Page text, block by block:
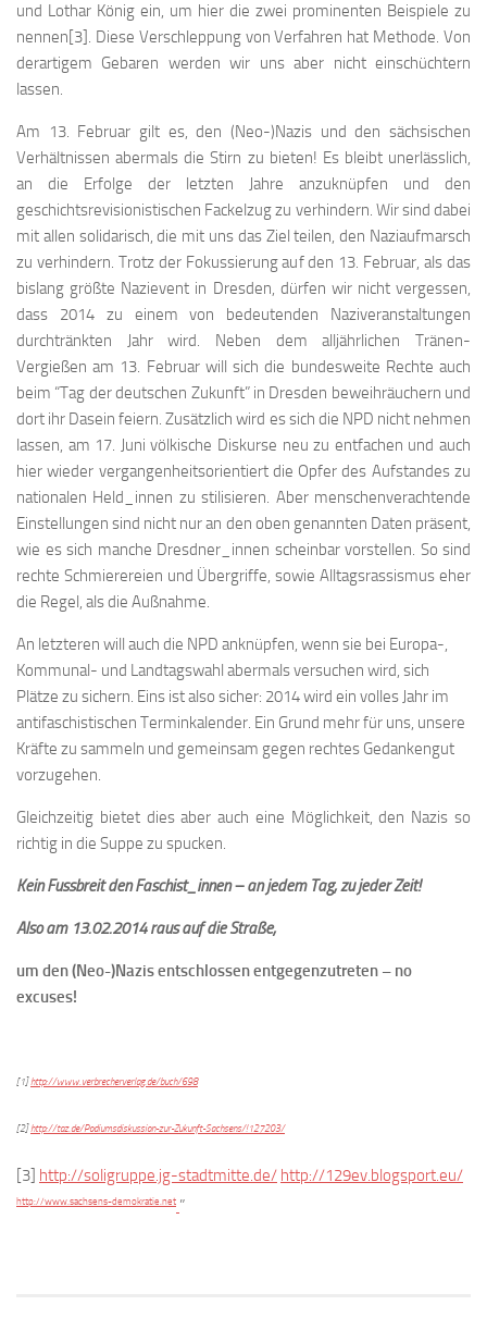
und Lothar König ein, um hier die zwei prominenten Beispiele zu
nennen[3]. Diese Verschleppung von Verfahren hat Methode. Von
derartigem Gebaren werden wir uns aber nicht einschüchtern
lassen.
Am 13. Februar gilt es, den (Neo-)Nazis und den sächsischen
Verhältnissen abermals die Stirn zu bieten! Es bleibt unerlässlich,
an die Erfolge der letzten Jahre anzuknüpfen und den
geschichtsrevisionistischen Fackelzug zu verhindern. Wir sind dabei
mit allen solidarisch, die mit uns das Ziel teilen, den Naziaufmarsch
zu verhindern. Trotz der Fokussierung auf den 13. Februar, als das
bislang größte Nazievent in Dresden, dürfen wir nicht vergessen,
dass 2014 zu einem von bedeutenden Naziveranstaltungen
durchtränkten Jahr wird. Neben dem alljährlichen Tränen-
Vergießen am 13. Februar will sich die bundesweite Rechte auch
beim “Tag der deutschen Zukunft” in Dresden beweihräuchern und
dort ihr Dasein feiern. Zusätzlich wird es sich die NPD nicht nehmen
lassen, am 17. Juni völkische Diskurse neu zu entfachen und auch
hier wieder vergangenheitsorientiert die Opfer des Aufstandes zu
nationalen Held_innen zu stilisieren. Aber menschenverachtende
Einstellungen sind nicht nur an den oben genannten Daten präsent,
wie es sich manche Dresdner_innen scheinbar vorstellen. So sind
rechte Schmierereien und Übergriffe, sowie Alltagsrassismus eher
die Regel, als die Außnahme.
An letzteren will auch die NPD anknüpfen, wenn sie bei Europa-,
Kommunal- und Landtagswahl abermals versuchen wird, sich
Plätze zu sichern. Eins ist also sicher: 2014 wird ein volles Jahr im
antifaschistischen Terminkalender. Ein Grund mehr für uns, unsere
Kräfte zu sammeln und gemeinsam gegen rechtes Gedankengut
vorzugehen.
Gleichzeitig bietet dies aber auch eine Möglichkeit, den Nazis so
richtig in die Suppe zu spucken.
Kein Fussbreit den Faschist_innen – an jedem Tag, zu jeder Zeit!
Also am 13.02.2014 raus auf die Straße,
um den (Neo-)Nazis entschlossen entgegenzutreten – no
excuses!
[1]http://www.verbrecherverlag.de/buch/698
[2]http://taz.de/Podiumsdiskussion-zur-Zukunft-Sachsens/!127203/
[3] http://soligruppe.jg-stadtmitte.de/ http://129ev.blogsport.eu/
http://www.sachsens-demokratie.net ”